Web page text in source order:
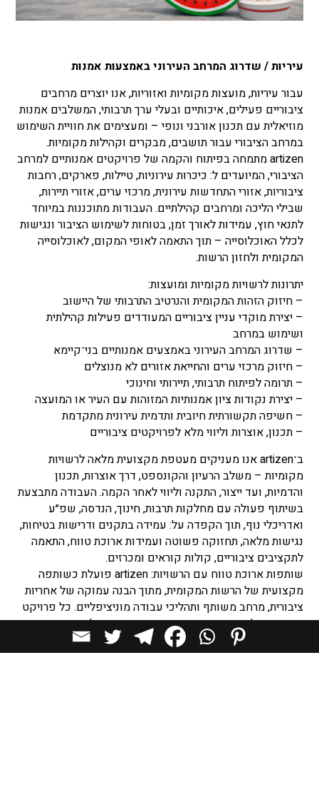
עיריות / שדרוג המרחב העירוני באמצעות אמנות
עבור עיריות, מועצות מקומיות ואזוריות, אנו יוצרים מרחבים
ציבוריים פעילים, איכותיים ובעלי ערך תרבותי, המשלבים אמנות
מוזיאלית עם תכנון אורבני ונופי – ומעצימים את חוויית השימוש
במרחב הציבורי עבור תושבים, מבקרים וקהילות מקומיות.
artizen מתמחה בפיתוח והקמה של פרויקטים אמנותיים למרחב
הציבורי, המיועדים ל: כיכרות עירוניות, טיילות, פארקים, רחבות
ציבוריות, אזורי התחדשות עירונית, מרכזי ערים, אזורי תיירות,
שבילי הליכה ומרחבים קהילתיים. העבודות מתוכננות במיוחד
לתנאי חוץ, עמידות לאורך זמן, בטוחות לשימוש הציבור ונגישות
לכלל האוכלוסייה – תוך התאמה לאופי המקום, לאוכלוסייה
המקומית ולחזון הרשות.
יתרונות לרשויות מקומיות ומועצות:
– חיזוק הזהות המקומית והנרטיב התרבותי של היישוב
– יצירת מוקדי עניין ציבוריים המעודדים פעילות קהילתית
ושימוש במרחב
– שדרוג המרחב העירוני באמצעים אמנותיים בני־קיימא
– חיזוק מרכזי ערים והחייאת אזורים לא מנוצלים
– תרומה לפיתוח תרבותי, תיירותי וחינוכי
– יצירת נקודות ציון אמנותיות המזוהות עם העיר או המועצה
– חשיפה תקשורתית חיובית ותדמית עירונית מתקדמת
– תכנון, אוצרות וליווי מלא לפרויקטים ציבוריים
ב־artizen אנו מעניקים מעטפת מקצועית מלאה לרשויות
מקומיות – משלב הרעיון והקונספט, דרך אוצרות, תכנון
והדמיות, ועד ייצור, התקנה וליווי לאחר הקמה. העבודה מתבצעת
בשיתוף פעולה עם מחלקות תרבות, חינוך, הנדסה, שפ״ע
ואדריכלי נוף, תוך הקפדה על: עמידה בתקנים ודרישות בטיחות,
נגישות מלאה, תחזוקה פשוטה ועמידות ארוכת טווח, התאמה
לתקציבים ציבוריים, קולות קוראים ומכרזים.
שותפות ארוכת טווח עם הרשויות: artizen פועלת כשותפה
מקצועית של הרשות המקומית, מתוך הבנה עמוקה של אחריות
ציבורית, מרחב משותף ותהליכי עבודה מוניציפליים. כל פרויקט
נבנה בדיאלוג פתוח עם הרשות – מתוך מטרה לייצר מרחב
ציבורי איכותי, משמעותי ועמיד, המשרת את הקהילה לאורך
שנים.